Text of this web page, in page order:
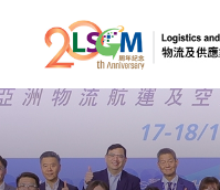
跳到內容（